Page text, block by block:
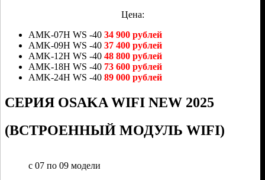
Цена:
AMK-07H WS -40 34 900 рублей
AMK-09H WS -40 37 400 рублей
AMK-12H WS -40 48 800 рублей
AMK-18H WS -40 73 600 рублей
AMK-24H WS -40 89 000 рублей
СЕРИЯ OSAKA WIFI NEW 2025
(ВСТРОЕННЫЙ МОДУЛЬ WIFI)
с 07 по 09 модели